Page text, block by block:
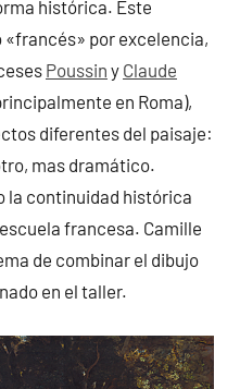
histórica. Este
por excelencia,
Poussin y Claude
en Roma),
diferentes del paisaje:
mas dramático.
la continuidad histórica
francesa. Camille
de combinar el dibujo
en el taller.